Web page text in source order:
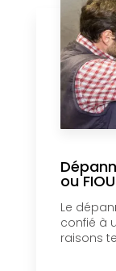
ou
Le
confié à
raisons